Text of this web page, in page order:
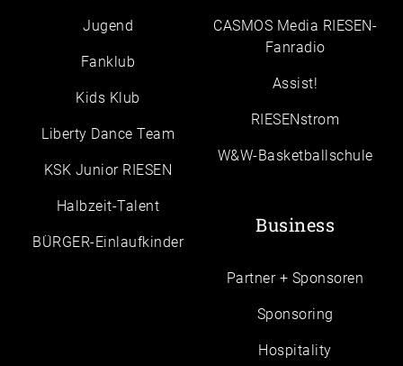
Jugend
Fanklub
Kids Klub
Liberty Dance Team
KSK Junior RIESEN
Halbzeit-Talent
BÜRGER-Einlaufkinder
CASMOS Media RIESEN-
Fanradio
Assist!
RIESENstrom
W&W-Basketballschule
Business
Partner + Sponsoren
Sponsoring
Hospitality